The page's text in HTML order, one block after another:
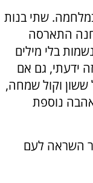
שתי בנות
חנה התארסה
בלי מילים
זה ידעתי, גם אם
וקול שמחה,
נוספת
השראה לעם